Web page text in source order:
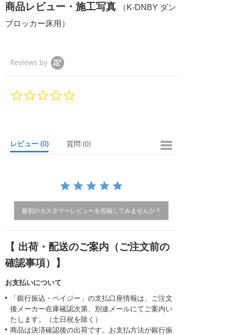
商品レビュー・施工写真
（K-DNBY ダン
ブロッカー床用）
Reviews by
r
g
レビュー (0) 質問 (0)
最初のカスタマーレビューを投稿してみませんか？
【 出荷・配送のご案内（ご注文前の
確認事項）】
お支払いについて
「銀行振込・ペイジー」の支払口座情報は、ご注文
後メーカー在庫確認次第、別途メールにてご案内い
たします。（土日祝を除く）
商品は決済確認後の出荷です。お支払方法が銀行振